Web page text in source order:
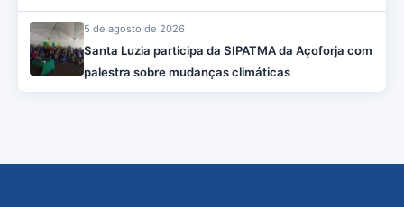
5 de agosto de 2026
Santa Luzia participa da SIPATMA da Açoforja com
palestra sobre mudanças climáticas